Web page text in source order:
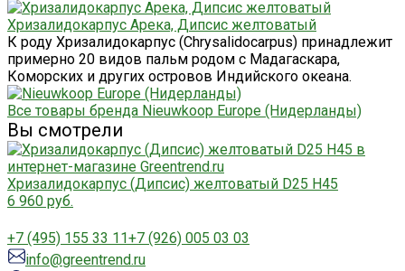
Хризалидокарпус Арека, Дипсис желтоватый
К роду Хризалидокарпус (Chrysalidocarpus) принадлежит
примерно 20 видов пальм родом с Мадагаскара,
Коморских и других островов Индийского океана.
Все товары бренда Nieuwkoop Europe (Нидерланды)
Вы смотрели
Хризалидокарпус (Дипсис) желтоватый D25 H45
6 960 руб.
+7 (495) 155 33 11+7 (926) 005 03 03
info@greentrend.ru